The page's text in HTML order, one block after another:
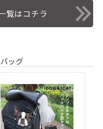
覧はコチラ
ッグ